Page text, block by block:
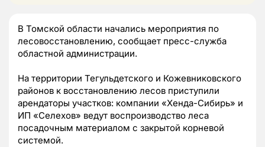
В Томской области начались мероприятия по
лесовосстановлению, сообщает пресс-служба
областной администрации.
На территории Тегульдетского и Кожевниковского
районов к восстановлению лесов приступили
арендаторы участков: компании «Хенда-Сибирь» и
ИП «Селехов» ведут воспроизводство леса
посадочным материалом с закрытой корневой
системой.